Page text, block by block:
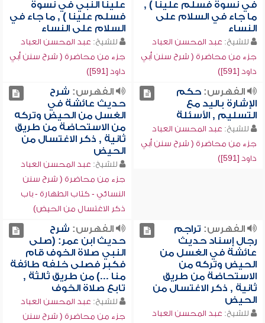
في نسوة فسلم علينا ) ,
ما جاء في السلام على
النساء
للشيخ: عبد المحسن العباد
جزء من محاضرة ( شرح سنن أبي
داود [591])
علينا النبي في نسوة
فسلم علينا ) , ما جاء في
السلام على النساء
للشيخ: عبد المحسن العباد
جزء من محاضرة ( شرح سنن أبي
داود [591])
الفهرس:حكم
الإشارة باليد مع
التسليم , الأسئلة
للشيخ: عبد المحسن العباد
جزء من محاضرة ( شرح سنن أبي
داود [591])
الفهرس: شرح
حديث عائشة في
الغسل من الحيض وتركه
من الاستحاضة من طريق
ثانية , ذكر الاغتسال من
الحيض
للشيخ: عبد المحسن العباد
جزء من محاضرة ( شرح سنن
النسائي - كتاب الطهارة - باب
ذكر الاغتسال من الحيض)
الفهرس: تراجم
رجال إسناد حديث
عائشة في الغسل من
الحيض وتركه من
الاستحاضة من طريق
ثانية , ذكر الاغتسال من
الحيض
للشيخ: عبد المحسن العباد
الفهرس: شرح
حديث ابن عمر: (صلى
النبي صلاة الخوف قام
فكبر فصلى خلفه طائفة
منا ...) من طريق ثالثة ,
تابع صلاة الخوف
للشيخ: عبد المحسن العباد
جزء من محاضرة ( شرح سنن